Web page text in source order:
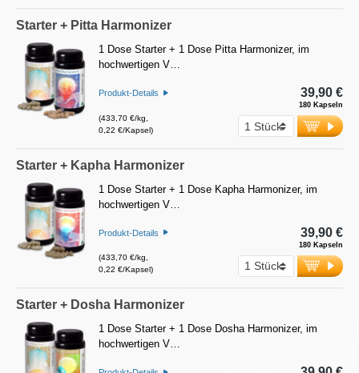
Starter + Pitta Harmonizer
1 Dose Starter + 1 Dose Pitta Harmonizer, im
hochwertigen V…
Produkt-Details
(433,70 €/kg,
0,22 €/Kapsel)
180 Kapseln
39,90 €
Starter + Kapha Harmonizer
1 Dose Starter + 1 Dose Kapha Harmonizer, im
hochwertigen V…
Produkt-Details
(433,70 €/kg,
0,22 €/Kapsel)
180 Kapseln
39,90 €
Starter + Dosha Harmonizer
1 Dose Starter + 1 Dose Dosha Harmonizer, im
hochwertigen V…